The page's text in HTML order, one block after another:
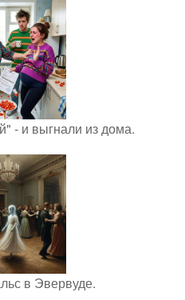
- и выгнали из дома.
в Эвервуде.